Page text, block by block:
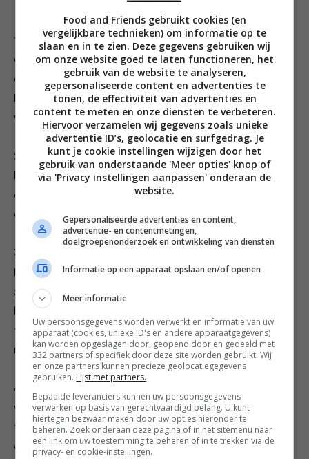
1. Verwarm de oven voor op 180 °C. Verwarm de olie in
een pan op erg laag vuur. Voeg de ahornsiroop en
chocolade toe en roer tot de chocolade is gesmolten.
Pas op dat de ahornsiroop niet aanbrandt. Haal de pan
van het vuur.
2. Voeg de geraspte bietjes toe en roer deze erdoor.
Klop de eieren los in een kommetje en doe deze ook in
de pan. Zeef in een andere kom bloem, bakpoeder,
cacao en zout en roer deze door het bietjesmengsel.
3. Vet een tulband- of taartvorm in met wat olie.
Bestrooi de zijkanten van de vorm met kokosrasp
zodat de taart niet aan de vorm blijft kleven. Schenk
het beslag erin en bak 25-30 minuten in de oven tot de
taart bovenop donker en gebarsten is maar vanbinnen
nog wat kleverig is.
4. Laat 15 minuten afkoelen voor je de bakvorm
voorzichtig verwijdert. De smaak is geweldig als de
taart nog warm is maar je kunt ’m ook af laten koelen
en 2-3 dagen in de koelkast bewaren.
Food and Friends gebruikt cookies (en
vergelijkbare technieken) om informatie op te
slaan en in te zien. Deze gegevens gebruiken wij
om onze website goed te laten functioneren, het
gebruik van de website te analyseren,
gepersonaliseerde content en advertenties te
tonen, de effectiviteit van advertenties en
content te meten en onze diensten te verbeteren.
Hiervoor verzamelen wij gegevens zoals unieke
advertentie ID’s, geolocatie en surfgedrag. Je
kunt je cookie instellingen wijzigen door het
gebruik van onderstaande 'Meer opties' knop of
via 'Privacy instellingen aanpassen' onderaan de
website.
Gepersonaliseerde advertenties en content,
advertentie- en contentmetingen,
doelgroepenonderzoek en ontwikkeling van diensten
Informatie op een apparaat opslaan en/of openen
Meer informatie
Uw persoonsgegevens worden verwerkt en informatie van uw
apparaat (cookies, unieke ID's en andere apparaatgegevens)
kan worden opgeslagen door, geopend door en gedeeld met
332 partners of specifiek door deze site worden gebruikt. Wij
en onze partners kunnen precieze geolocatiegegevens
gebruiken. Lijst met partners.
Bepaalde leveranciers kunnen uw persoonsgegevens
verwerken op basis van gerechtvaardigd belang. U kunt
hiertegen bezwaar maken door uw opties hieronder te
beheren. Zoek onderaan deze pagina of in het sitemenu naar
een link om uw toestemming te beheren of in te trekken via de
privacy- en cookie-instellingen.